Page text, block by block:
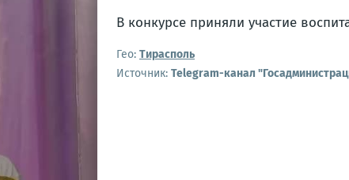
В конкурсе приняли участие
Гео: Тирасполь
Источник: Telegram-канал